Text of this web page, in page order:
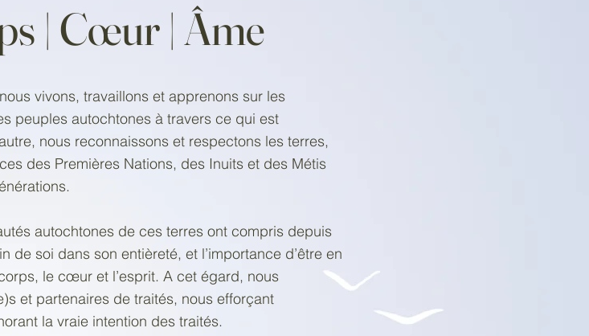
| Cœur | Âme
vivons, travaillons et apprenons sur les
peuples autochtones à travers ce qui est
nous reconnaissons et respectons les terres,
des Premières Nations, des Inuits et des Métis
autochtones de ces terres ont compris depuis
de soi dans son entièreté, et l’importance d’être en
le cœur et l’esprit. A cet égard, nous
et partenaires de traités, nous efforçant
la vraie intention des traités.